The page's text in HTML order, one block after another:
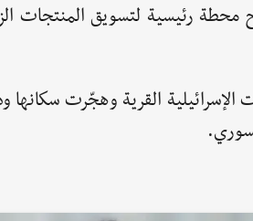
رئيسية لتسويق المنتجات
احتلت القوات الإسرائيلية القرية وهجّرت